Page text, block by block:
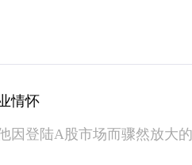
情怀
因登陆A股市场而骤然放大